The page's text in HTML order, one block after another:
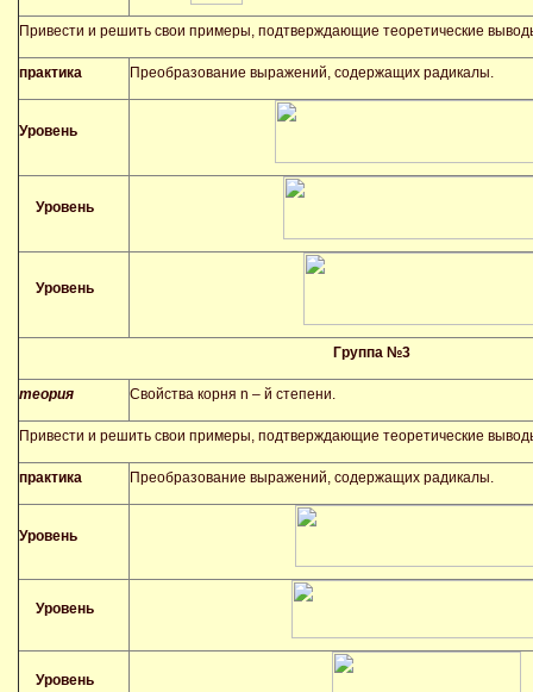
Привести и решить свои примеры, подтверждающие теоретические
практика Преобразование выражений, содержащих радикалы.
Уровень
Уровень
Уровень
Группа №3
теория Свойства корня n – й степени.
Привести и решить свои примеры, подтверждающие теоретические
практика Преобразование выражений, содержащих радикалы.
Уровень
Уровень
Уровень